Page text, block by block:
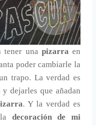
tener una pizarra en
poder cambiarle la
trapo. La verdad es
dejarles que añadan
. Y la verdad es
decoración de mi